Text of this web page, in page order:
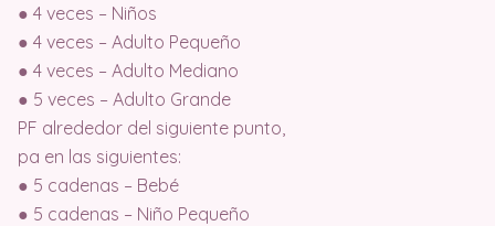
● 4 veces – Niños
● 4 veces – Adulto Pequeño
● 4 veces – Adulto Mediano
● 5 veces – Adulto Grande
PF alrededor del siguiente punto,
pa en las siguientes:
● 5 cadenas – Bebé
● 5 cadenas – Niño Pequeño